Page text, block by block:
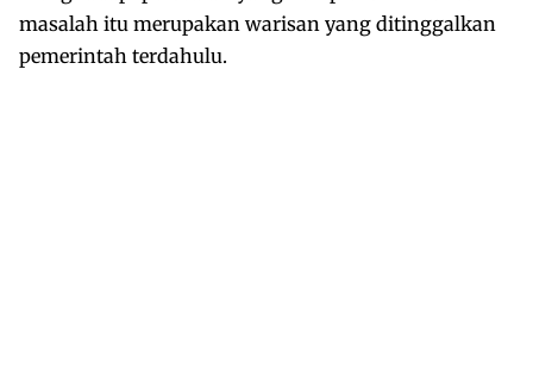
masalah itu merupakan warisan yang ditinggalkan
pemerintah terdahulu.